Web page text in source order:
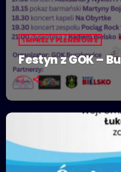
IMPREZY PLENEROWE
Festyn z GOK –